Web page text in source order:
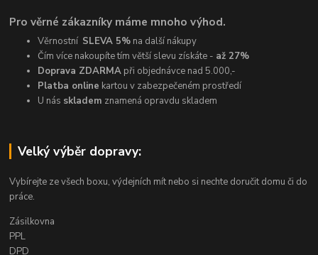
Pro věrné zákazníky máme mnoho výhod.
Věrnostní SLEVA 5% na další nákupy
Čím více nakoupíte tím větší slevu získáte - až 27%
Doprava ZDARMA při objednávce nad 5.000,-
Platba online kartou v zabezpečeném prostředí
U nás skladem znamená opravdu skladem
Velký výběr dopravy:
Vybírejte ze všech boxu, výdejních mít nebo si nechte doručit domu či do
práce.
Zásilkovna
PPL
DPD